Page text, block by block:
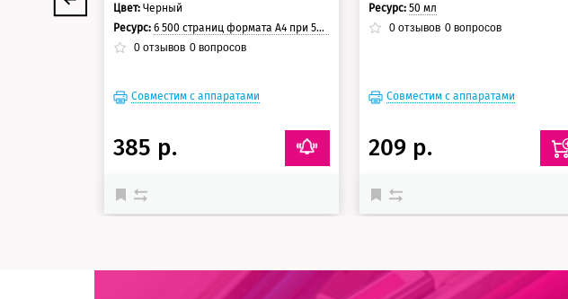
Цвет: Черный
Ресурс:6 500 страниц формата А4 при 5% заполнении страницы
0 отзывов 0 вопросов
Совместим с аппаратами
385 р.
Ресурс: 50 мл
0отзывов 0вопросов
Совместим с аппаратами
209 р.